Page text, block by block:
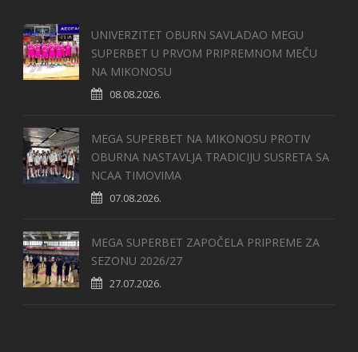
UNIVERZITET OBURN SAVLADAO MEGU
SUPERBET U PRVOM PRIPREMNOM MEČU
NA MIKONOSU
08.08.2026.
MEGA SUPERBET NA MIKONOSU PROTIV
OBURNA NASTAVLJA TRADICIJU SUSRETA SA
NCAA TIMOVIMA
07.08.2026.
MEGA SUPERBET ZAPOČELA PRIPREME ZA
SEZONU 2026/27
27.07.2026.